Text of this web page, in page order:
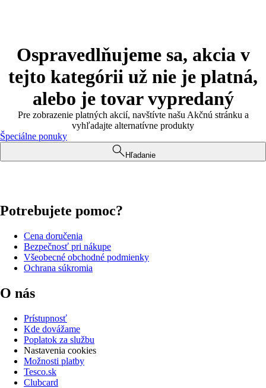
Ospravedlňujeme sa, akcia v
tejto kategórii už nie je platná,
alebo je tovar vypredaný
Pre zobrazenie platných akcií, navštívte našu Akčnú stránku a
vyhľadajte alternatívne produkty
Špeciálne ponuky
Hľadanie
Potrebujete pomoc?
Cena doručenia
Bezpečnosť pri nákupe
Všeobecné obchodné podmienky
Ochrana súkromia
O nás
Prístupnosť
Kde dovážame
Poplatok za službu
Nastavenia cookies
Možnosti platby
Tesco.sk
Clubcard